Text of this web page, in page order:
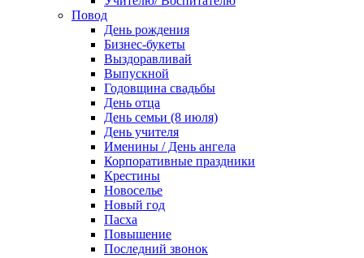
Повод
День рождения
Бизнес-букеты
Выздоравливай
Выпускной
Годовщина свадьбы
День отца
День семьи (8 июля)
День учителя
Именины / День ангела
Корпоративные праздники
Крестины
Новоселье
Новый год
Пасха
Повышение
Последний звонок